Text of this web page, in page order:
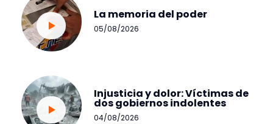
La memoria del poder
05/08/2026
Injusticia y dolor: Víctimas de
dos gobiernos indolentes
04/08/2026